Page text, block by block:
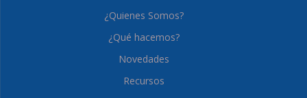
¿Quienes Somos?
¿Qué hacemos?
Novedades
Recursos